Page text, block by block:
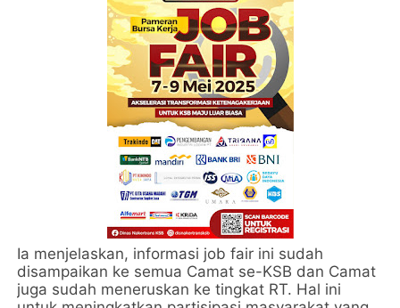
Ia menjelaskan, informasi job fair ini sudah
disampaikan ke semua Camat se-KSB dan Camat
juga sudah meneruskan ke tingkat RT. Hal ini